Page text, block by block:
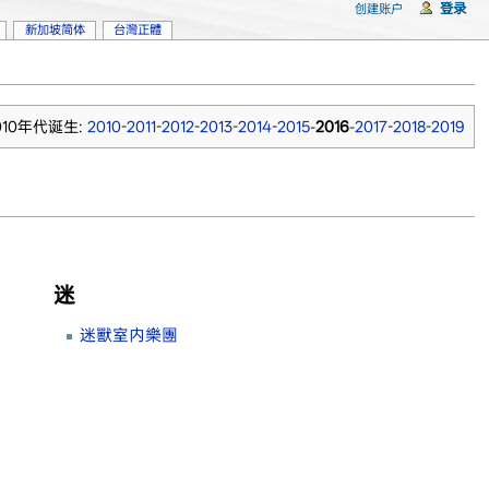
年代诞生: 2010-2011-2012-2013-2014-2015-2016-2017-2018-2019
迷
迷獸室内樂團
新加坡简体 台灣正體
创建账户 登录